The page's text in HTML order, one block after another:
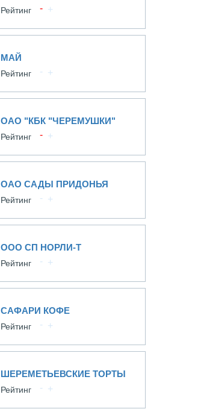
Рейтинг
МАЙ
Рейтинг
ОАО "КБК "ЧЕРЕМУШКИ"
Рейтинг
ОАО САДЫ ПРИДОНЬЯ
Рейтинг
ООО СП НОРЛИ-Т
Рейтинг
САФАРИ КОФЕ
Рейтинг
ШЕРЕМЕТЬЕВСКИЕ ТОРТЫ
Рейтинг